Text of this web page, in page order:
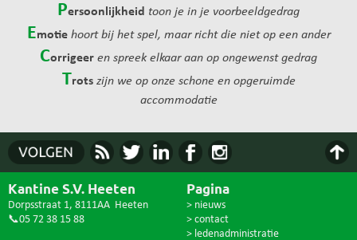
Persoonlijkheid toon je in je voorbeeldgedrag
Emotie hoort bij het spel, maar richt die niet op een ander
Corrigeer en spreek elkaar aan op ongewenst gedrag
Trots zijn we op onze schone en opgeruimde
accommodatie
Kantine S.V. Heeten
Dorpsstraat 1, 8111AA Heeten
📞05 72 38 15 88
Pagina
> nieuws
> contact
> ledenadministratie